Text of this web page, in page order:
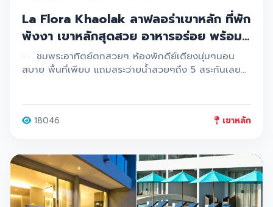
La Flora Khaolak ลาฟลอร่าเขาหลัก ที่พัก
พังงา เขาหลักสุดสวย อาหารอร่อย พร้อม
จุดเช็คอินถ่ายรูปฟินๆเพียบบ ต้องมาเช็คอิน
น้า
ชมพระอาทิตย์ตกสวยๆ ห้องพักดีย์เตียงนุ่มๆนอน
สบาย พื้นที่เพียบ แถมสระว่ายน้ำสวยๆถึง 5 สระกันเลยที
18046 เขาหลัก